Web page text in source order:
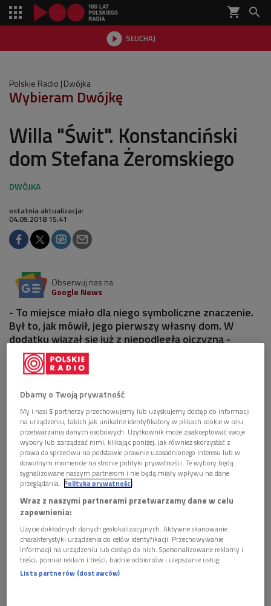
shopping_cart 
 SŁUCHAJ

Polskie Radio Dwójka
Wybieram Dwójkę
Willa "Świt". Konstanciński
dom Stefana Żeromskiego
ostatnia aktualizacja:
04.09.2018 15:41
Obserwuj nas na
Google News
- To miejsce miało dla niego symboliczne znaczenie.
Był to, jak mówił, jego pierwszy własny dom. W
dodatku wiązał się już z niepodległą ojczyzną -
podkreślała kustosz Ewa Nawój, opowiadając o willi
"Świt" w Konstancinie-Jeziornie.
AUDIO 2 pliki
 05'07 
Kustosz Ewa Nawój o willi "Świt" w Konstancinie-
Jeziornie (Poranek Dwójki)
 05'15
Kustosz Ewa Nawój o gabinecie Żeromskiego w
willi "Świt" w Konstancinie-Jeziornie (Wybieram
Dwójkę)
Dbamy o Twoją prywatność
My i nasi5 partnerzy przechowujemy lub uzyskujemy dostęp do informacji
na urządzeniu, takich jak unikalne identyfikatory w plikach cookie w celu
przetwarzania danych osobowych. Użytkownik może zaakceptować swoje
wybory lub zarządzać nimi, klikając poniżej, jak również skorzystać z
prawa do sprzeciwu na podstawie prawnie uzasadnionego interesu lub w
dowolnym momencie na stronie polityki prywatności. Te wybory będą
sygnalizowane naszym partnerom i nie będą miały wpływu na dane
przeglądania. Polityka prywatności
Wraz z naszymi partnerami przetwarzamy dane w celu
zapewnienia:
Użycie dokładnych danych geolokalizacyjnych. Aktywne skanowanie
charakterystyki urządzenia do celów identyfikacji. Przechowywanie
informacji na urządzeniu lub dostęp do nich. Spersonalizowane reklamy i
treści, pomiar reklam i treści, badnie odbiorców i ulepszanie usług.
Lista partnerów (dostawców)